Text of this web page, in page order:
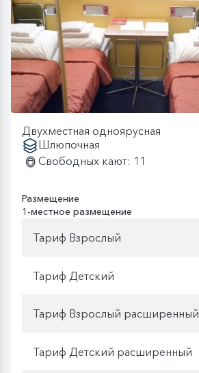
Двухместная одноярусная
Шлюпочная
Свободных кают: 11
Размещение
1-местное размещение
Тариф Взрослый
Тариф Детский
Тариф Взрослый расширенный
Тариф Детский расширенный